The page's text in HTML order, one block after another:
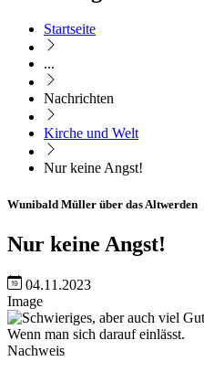
Startseite
...
Nachrichten
Kirche und Welt
Nur keine Angst!
Wunibald Müller über das Altwerden
Nur keine Angst!
04.11.2023
Image
Nachweis